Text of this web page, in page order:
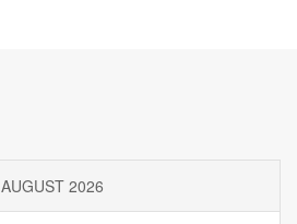
AUGUST 2026